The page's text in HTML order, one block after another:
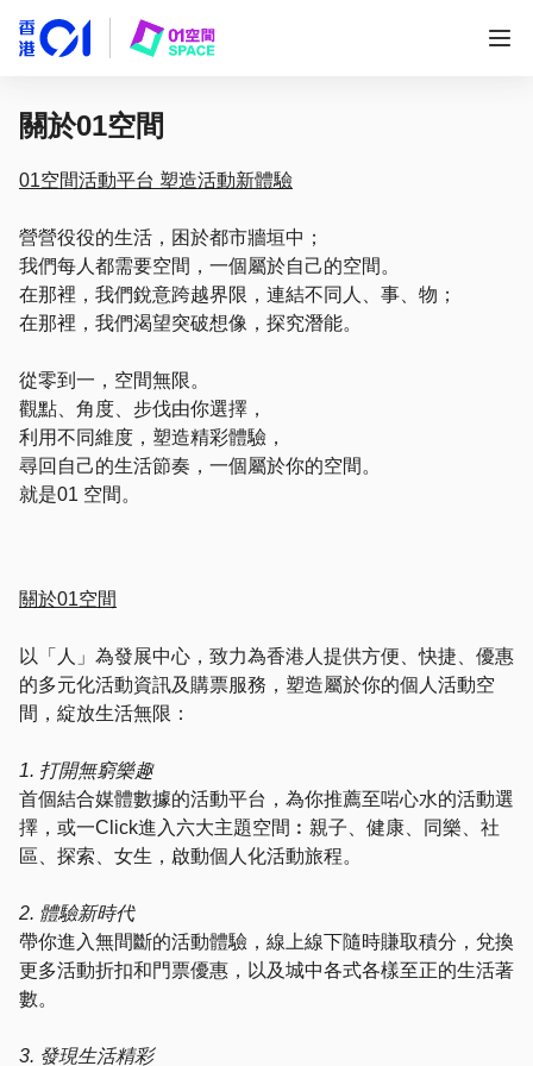
關於01空間
01空間活動平台 塑造活動新體驗
營營役役的生活，困於都市牆垣中；
我們每人都需要空間，一個屬於自己的空間。
在那裡，我們銳意跨越界限，連結不同人、事、物；
在那裡，我們渴望突破想像，探究潛能。
從零到一，空間無限。
觀點、角度、步伐由你選擇，
利用不同維度，塑造精彩體驗，
尋回自己的生活節奏，一個屬於你的空間。
就是01 空間。
關於01空間
以「人」為發展中心，致力為香港人提供方便、快捷、優惠
的多元化活動資訊及購票服務，塑造屬於你的個人活動空
間，綻放生活無限：
1. 打開無窮樂趣
首個結合媒體數據的活動平台，為你推薦至啱心水的活動選
擇，或一Click進入六大主題空間︰親子、健康、同樂、社
區、探索、女生，啟動個人化活動旅程。
2. 體驗新時代
帶你進入無間斷的活動體驗，線上線下隨時賺取積分，兌換
更多活動折扣和門票優惠，以及城中各式各樣至正的生活著
數。
3. 發現生活精彩